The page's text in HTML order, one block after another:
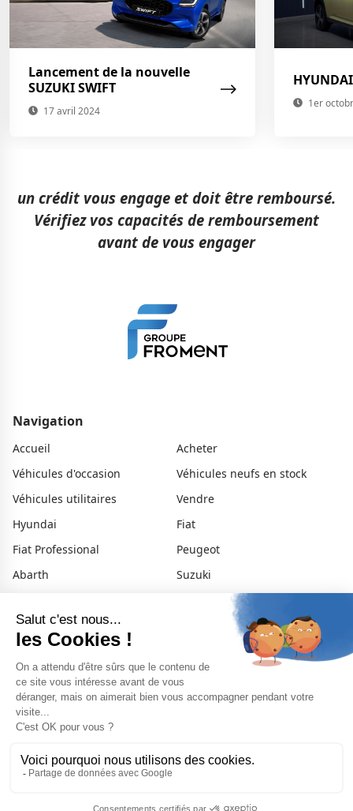
Lancement de la nouvelle
SUZUKI SWIFT
17 avril 2024
1er
un crédit vous engage et doit être remboursé.
Vérifiez vos capacités de remboursement
avant de vous engager
Navigation
Accueil
Acheter
Véhicules d'occasion
Véhicules neufs en stock
Véhicules utilitaires
Vendre
Hyundai
Fiat
Fiat Professional
Peugeot
Abarth
Suzuki
Alfa Romeo
Xpeng
Nos ateliers
Nos services
Nous contacter
Nos concessions
À propos
Actualités
Offre d'emploi
Suivez-nous